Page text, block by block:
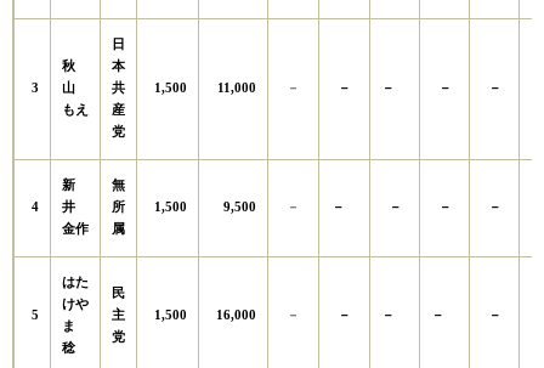
3
秋
山
もえ
日
本
共
産
党
1,500 11,000 － － － － －
4
新
井
金作
無
所
属
1,500 9,500 － － － － －
5
はた
けや
ま
稔
民
主
党
1,500 16,000 － － － － －